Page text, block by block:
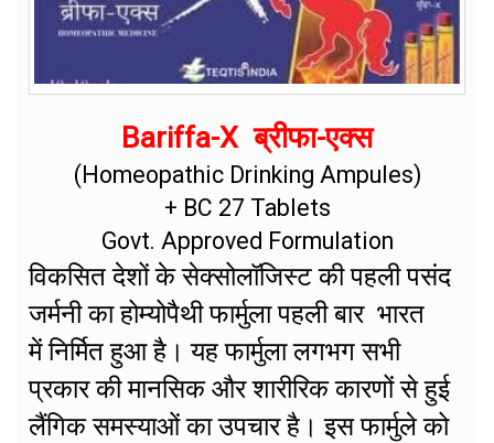
Bariffa-X ब्रीफा-एक्स
(Homeopathic Drinking Ampules)
+ BC 27 Tablets
Govt. Approved Formulation
विकसित देशों के सेक्सोलॉजिस्ट की पहली पसंद
जर्मनी का होम्योपैथी फार्मुला पहली बार भारत
में निर्मित हुआ है। यह फार्मुला लगभग सभी
प्रकार की मानसिक और शारीरिक कारणों से हुई
लैंगिक समस्याओं का उपचार है। इस फार्मुले को